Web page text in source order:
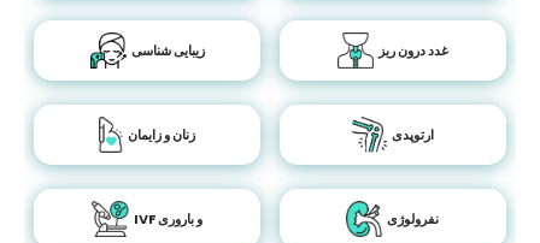
زیبایی شناسی غدد درون ریز
زنان و زایمان ارتوپدی
IVF و باروری نفرولوژی